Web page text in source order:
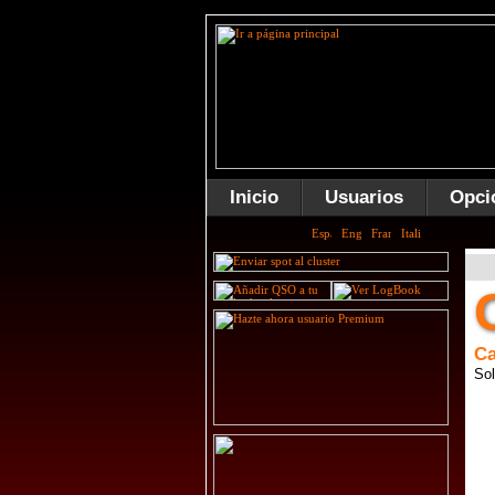
Inicio Usuarios